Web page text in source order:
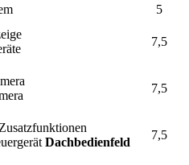
5
7,5
7,5
Dachbedienfeld
7,5